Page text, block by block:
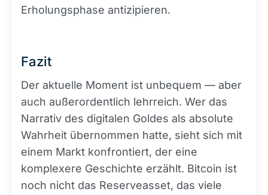
Erholungsphase antizipieren.
Fazit
Der aktuelle Moment ist unbequem — aber
auch außerordentlich lehrreich. Wer das
Narrativ des digitalen Goldes als absolute
Wahrheit übernommen hatte, sieht sich mit
einem Markt konfrontiert, der eine
komplexere Geschichte erzählt. Bitcoin ist
noch nicht das Reserveasset, das viele